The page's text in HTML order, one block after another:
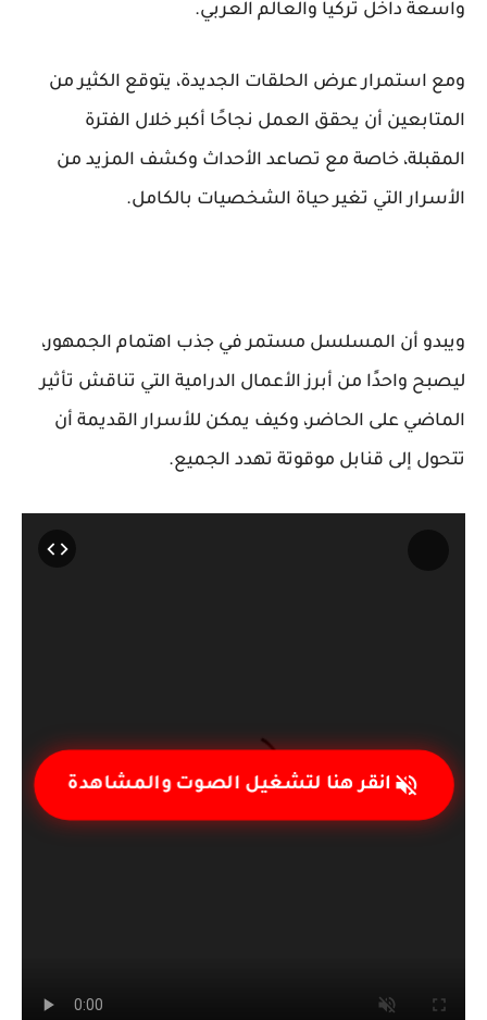
واسعة داخل تركيا والعالم العربي.
ومع استمرار عرض الحلقات الجديدة، يتوقع الكثير من
المتابعين أن يحقق العمل نجاحًا أكبر خلال الفترة
المقبلة، خاصة مع تصاعد الأحداث وكشف المزيد من
الأسرار التي تغير حياة الشخصيات بالكامل.
ويبدو أن المسلسل مستمر في جذب اهتمام الجمهور،
ليصبح واحدًا من أبرز الأعمال الدرامية التي تناقش تأثير
الماضي على الحاضر، وكيف يمكن للأسرار القديمة أن
تتحول إلى قنابل موقوتة تهدد الجميع.